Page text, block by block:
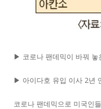
▶ 코로나 팬데믹이 바꿔 놓
▶ 아이다호 유입 이사 2년
코로나 팬데믹으로 미국인